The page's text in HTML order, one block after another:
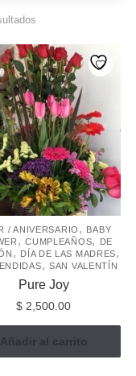
/ ANIVERSARIO , BABY
,CUMPLEAÑOS,
DE
, DÍA DE LAS MADRES,
, SAN VALENTÍN
Pure Joy
$ 2,500.00
Añadir al carrito